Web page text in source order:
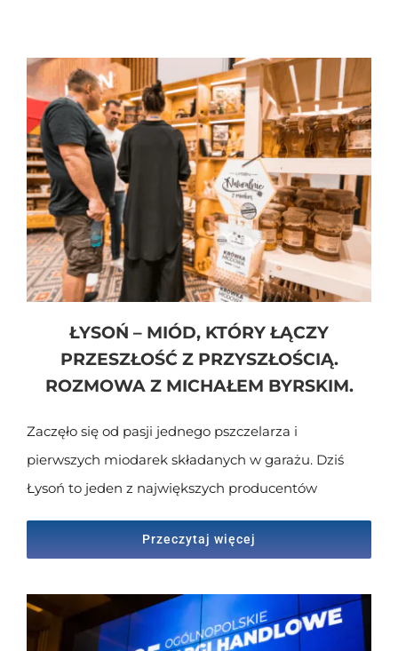
ŁYSOŃ – MIÓD, KTÓRY ŁĄCZY
PRZESZŁOŚĆ Z PRZYSZŁOŚCIĄ.
ROZMOWA Z MICHAŁEM BYRSKIM.
Zaczęło się od pasji jednego pszczelarza i
pierwszych miodarek składanych w garażu. Dziś
Łysoń to jeden z największych producentów
Przeczytaj więcej